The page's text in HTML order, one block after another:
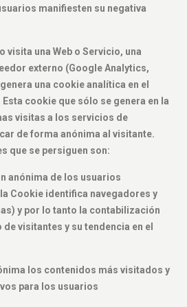
manifiesten su negativa
visita una Web o Servicio, una
externo (Google Analytics,
una cookie analítica en el
cookie que sólo se genera en la
visitas a los servicios de
de forma anónima al visitante.
que se persiguen son:
anónima de los usuarios
Cookie identifica navegadores y
y por lo tanto la contabilización
visitantes y su tendencia en el
los contenidos más visitados y
para los usuarios